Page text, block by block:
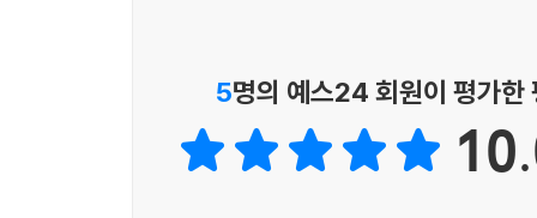
“글쎄, 그 사람들한테 양심이라는 게 조금이라도
“만약에 없다면?” 나는 빈츠 씨와 크리스티안 씨
“난 그렇게까지 관심은 없어.” 그는 말한다. “난 그
이들의 고통을 자극적으로 소비하지 않고, 비극
펀더의 시선은 가해자들의 모습 역시 다각도로
슈타지 고위 간부, ‘다른 누군가보다 한 수 위에
《슈타지랜드》는 과거의 베를린을 아는 사람 누
5명의 예스24 회원이 평가한